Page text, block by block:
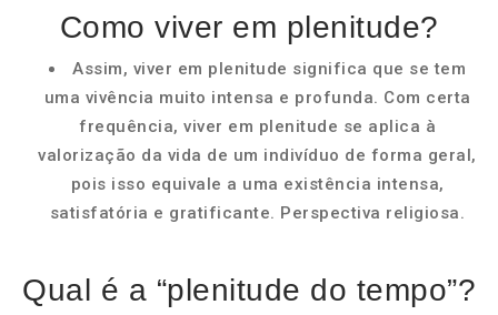
Como viver em plenitude?
Assim, viver em plenitude significa que se tem
uma vivência muito intensa e profunda. Com certa
frequência, viver em plenitude se aplica à
valorização da vida de um indivíduo de forma geral,
pois isso equivale a uma existência intensa,
satisfatória e gratificante. Perspectiva religiosa.
Qual é a “plenitude do tempo”?